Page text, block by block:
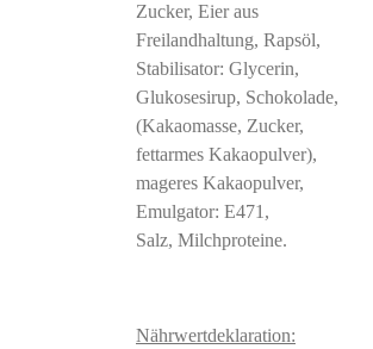
Zucker, Eier aus
Freilandhaltung, Rapsöl,
Stabilisator: Glycerin,
Glukosesirup, Schokolade,
(Kakaomasse, Zucker,
fettarmes Kakaopulver),
mageres Kakaopulver,
Emulgator: E471,
Salz, Milchproteine.
Nährwertdeklaration: